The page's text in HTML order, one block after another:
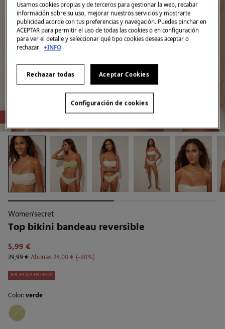
-80%
Women'secret
Top bikini bandeau reversible
5,99 €
29,99 €Ahorras24,00 € 80
10% EXTRA EN CESTA
Color:verde
Usamos cookies propias y de terceros para gestionar la web, recabar
información sobre su uso, mejorar nuestros servicios y mostrarte
publicidad acorde con tus preferencias y navegación. Puedes pinchar en
ACEPTAR para permitir el uso de todas las cookies o en configuración
para ver el detalle y seleccionar qué tipo cookies deseas aceptar o
rechazar. +INFO
Rechazar todas Aceptar Cookies
Configuración de cookies